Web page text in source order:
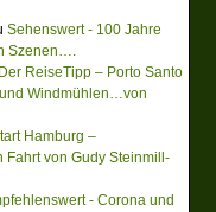
Sehenswert - 100 Jahre
Szenen….
Der ReiseTipp – Porto Santo
Windmühlen…von
Hamburg –
von Gudy Steinmill-
- Corona und